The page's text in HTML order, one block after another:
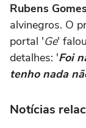
Rubens Gomes
alvinegros. O
portal 'Ge'
detalhes: 'Foi
tenho nada
Notícias